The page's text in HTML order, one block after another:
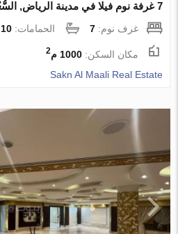
7 غرفة نوم فيلا في مدينة الرياض, السُّعُودِيَّة رقم 67978
غرف نوم:7 الحمامات:10
مكان السكن:1000 م 2
Sakn Al Maali Real Estate